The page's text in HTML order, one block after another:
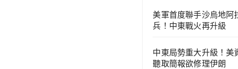
美軍首度聯手沙烏地阿
兵！中東戰火再升級
中東局勢重大升級！
聽取簡報欲修理伊朗